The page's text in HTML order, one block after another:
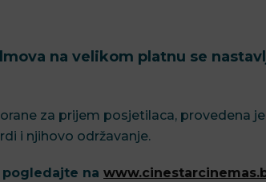
na velikom platnu se
za prijem posjetilaca, provedena
i njihovo održavanje.
na